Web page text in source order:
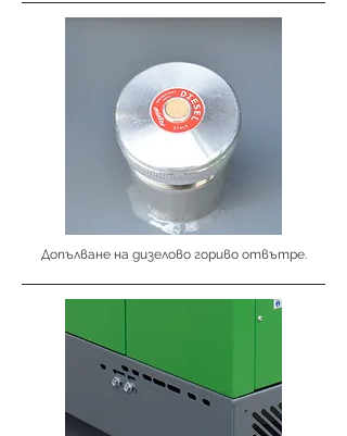
Допълване на дизелово гориво отвътре.